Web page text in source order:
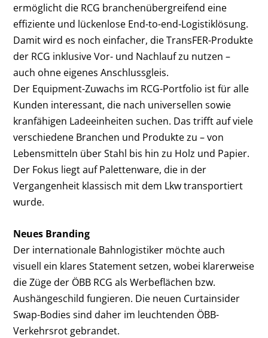
ermöglicht die RCG branchenübergreifend eine
effiziente und lückenlose End-to-end-Logistiklösung.
Damit wird es noch einfacher, die TransFER-Produkte
der RCG inklusive Vor- und Nachlauf zu nutzen –
auch ohne eigenes Anschlussgleis.
Der Equipment-Zuwachs im RCG-Portfolio ist für alle
Kunden interessant, die nach universellen sowie
kranfähigen Ladeeinheiten suchen. Das trifft auf viele
verschiedene Branchen und Produkte zu – von
Lebensmitteln über Stahl bis hin zu Holz und Papier.
Der Fokus liegt auf Palettenware, die in der
Vergangenheit klassisch mit dem Lkw transportiert
wurde.
Neues Branding
Der internationale Bahnlogistiker möchte auch
visuell ein klares Statement setzen, wobei klarerweise
die Züge der ÖBB RCG als Werbeflächen bzw.
Aushängeschild fungieren. Die neuen Curtainsider
Swap-Bodies sind daher im leuchtenden ÖBB-
Verkehrsrot gebrandet.